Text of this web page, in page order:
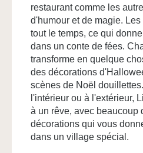
restaurant comme les
d'humour et de magie.
tout le temps, ce qui
dans un conte de fées.
transforme en quelque
des décorations
scènes de Noël
l'intérieur ou à l'extérieur,
à un rêve, avec beaucoup
décorations qui vous
dans un village spécial.
Réserver
Chambre double
Suite junior
Chambre double
Suite avec terrasse
Suite familiale
Suite familiale avec
Suite avec vue sur
Loft Acropolis avec
Suite avec bain à